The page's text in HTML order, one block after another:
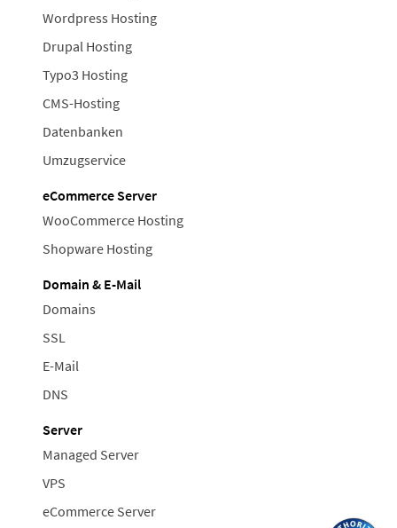
Wordpress Hosting
Drupal Hosting
Typo3 Hosting
CMS-Hosting
Datenbanken
Umzugservice
eCommerce Server
WooCommerce Hosting
Shopware Hosting
Domain & E-Mail
Domains
SSL
E-Mail
DNS
Server
Managed Server
VPS
eCommerce Server